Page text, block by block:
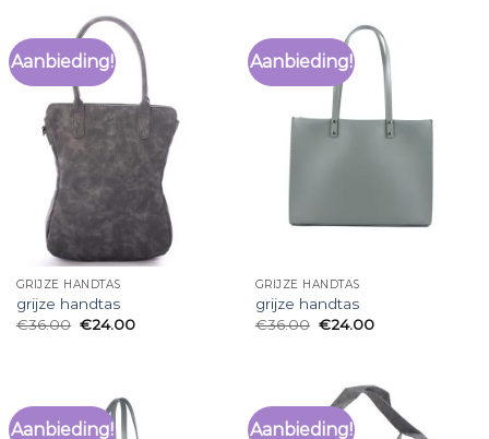
Aanbieding!
GRIJZE HANDTAS
grijze handtas
€36.00 €24.00
Aanbieding!
GRIJZE HANDTAS
grijze handtas
€36.00 €24.00
Aanbieding! Aanbieding!